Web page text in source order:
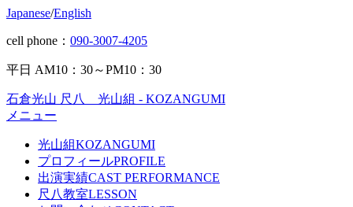
Japanese/English
cell phone： 090-3007-4205
平日 AM10：30～PM10：30
石倉光山 尺八 光山組 - KOZANGUMI
メニュー
光山組KOZANGUMI
プロフィールPROFILE
出演実績CAST PERFORMANCE
尺八教室LESSON